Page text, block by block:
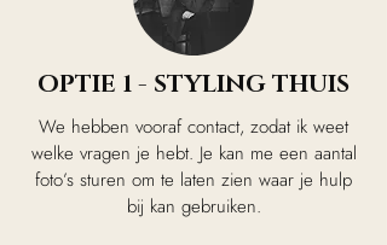
OPTIE 1 - STYLING THUIS
We hebben vooraf contact, zodat ik weet
welke vragen je hebt. Je kan me een aantal
foto’s sturen om te laten zien waar je hulp
bij kan gebruiken.